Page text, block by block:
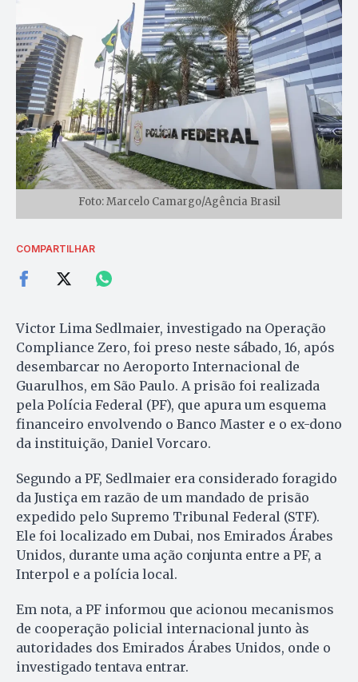
Foto: Marcelo Camargo/Agência Brasil
COMPARTILHAR
Victor Lima Sedlmaier, investigado na Operação
Compliance Zero, foi preso neste sábado, 16, após
desembarcar no Aeroporto Internacional de
Guarulhos, em São Paulo. A prisão foi realizada
pela Polícia Federal (PF), que apura um esquema
financeiro envolvendo o Banco Master e o ex-dono
da instituição, Daniel Vorcaro.
Segundo a PF, Sedlmaier era considerado foragido
da Justiça em razão de um mandado de prisão
expedido pelo Supremo Tribunal Federal (STF).
Ele foi localizado em Dubai, nos Emirados Árabes
Unidos, durante uma ação conjunta entre a PF, a
Interpol e a polícia local.
Em nota, a PF informou que acionou mecanismos
de cooperação policial internacional junto às
autoridades dos Emirados Árabes Unidos, onde o
investigado tentava entrar.